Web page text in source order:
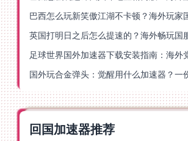
英国打明日之后怎么提速的？海外畅玩国
回国加速器推荐